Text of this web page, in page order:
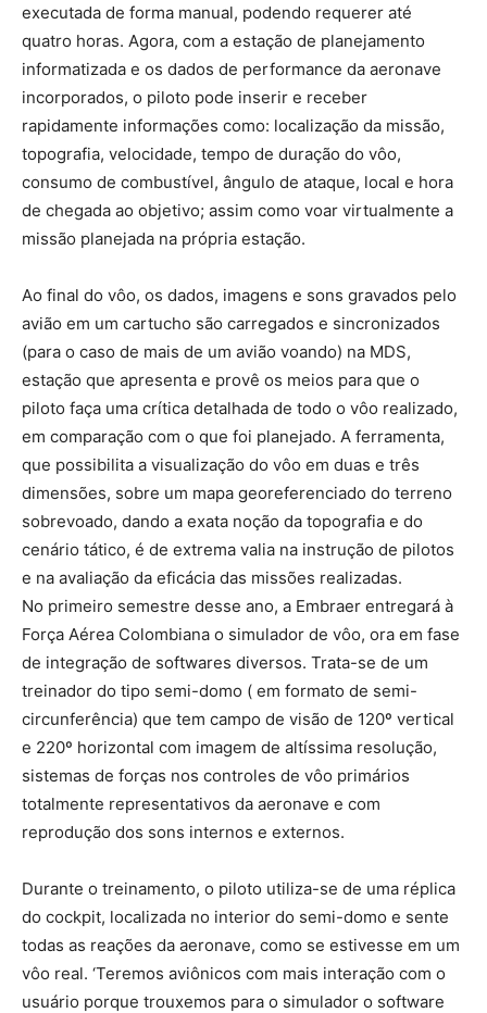
executada de forma manual, podendo requerer até
quatro horas. Agora, com a estação de planejamento
informatizada e os dados de performance da aeronave
incorporados, o piloto pode inserir e receber
rapidamente informações como: localização da missão,
topografia, velocidade, tempo de duração do vôo,
consumo de combustível, ângulo de ataque, local e hora
de chegada ao objetivo; assim como voar virtualmente a
missão planejada na própria estação.
Ao final do vôo, os dados, imagens e sons gravados pelo
avião em um cartucho são carregados e sincronizados
(para o caso de mais de um avião voando) na MDS,
estação que apresenta e provê os meios para que o
piloto faça uma crítica detalhada de todo o vôo realizado,
em comparação com o que foi planejado. A ferramenta,
que possibilita a visualização do vôo em duas e três
dimensões, sobre um mapa georeferenciado do terreno
sobrevoado, dando a exata noção da topografia e do
cenário tático, é de extrema valia na instrução de pilotos
e na avaliação da eficácia das missões realizadas.
No primeiro semestre desse ano, a Embraer entregará à
Força Aérea Colombiana o simulador de vôo, ora em fase
de integração de softwares diversos. Trata-se de um
treinador do tipo semi-domo ( em formato de semi-
circunferência) que tem campo de visão de 120º vertical
e 220º horizontal com imagem de altíssima resolução,
sistemas de forças nos controles de vôo primários
totalmente representativos da aeronave e com
reprodução dos sons internos e externos.
Durante o treinamento, o piloto utiliza-se de uma réplica
do cockpit, localizada no interior do semi-domo e sente
todas as reações da aeronave, como se estivesse em um
vôo real. ‘Teremos aviônicos com mais interação com o
usuário porque trouxemos para o simulador o software